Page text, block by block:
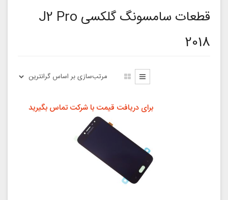
قطعات سامسونگ گلکسی J2 Pro
2018
برای دریافت قیمت با شرکت تماس بگیرید